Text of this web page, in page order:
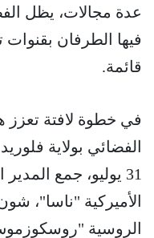
عدة مجالات، يظل
فيها الطرفان
قائمة.
في خطوة لافتة تعزز
الفضائي بولاية
31 يوليو، جمع
الأميركية "ناسا"،
الروسية